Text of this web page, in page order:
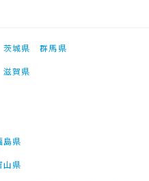
茨城県
群馬県
滋賀県
島県
山県